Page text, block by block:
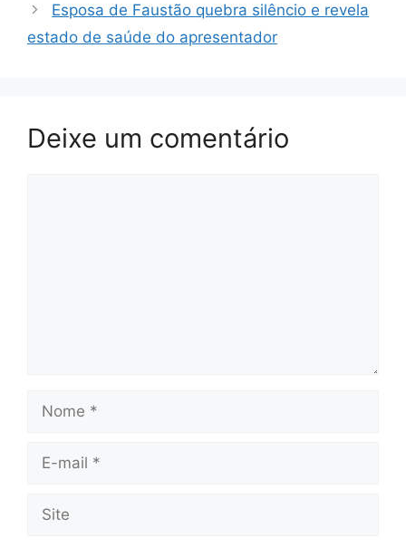
Esposa de Faustão quebra silêncio e revela
estado de saúde do apresentador
Deixe um comentário
Nome
Site